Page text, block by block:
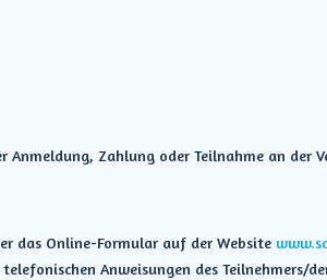
Zahlung oder Teilnahme an der
das Online-Formular auf der Website
Anweisungen des Teilnehmers/